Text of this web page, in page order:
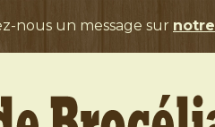
nous un message sur